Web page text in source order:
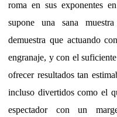
roma en sus exponentes
supone una sana
demuestra que actuando
engranaje, y con el
ofrecer resultados tan
incluso divertidos como el
espectador con un